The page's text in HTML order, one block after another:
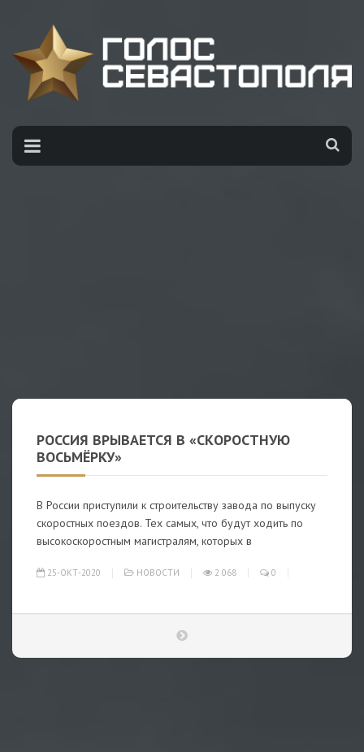
РОССИЯ ВРЫВАЕТСЯ В «СКОРОСТНУЮ
ВОСЬМЁРКУ»
В России приступили к строительству завода по выпуску
скоростных поездов. Тех самых, что будут ходить по
высокоскоростным магистралям, которых в
25-ОКТ-2020 НОВОСТИ 2 068 0